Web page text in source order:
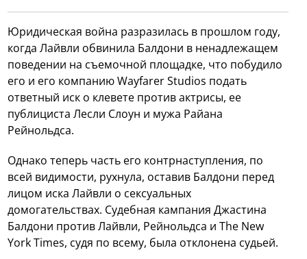
Юридическая война разразилась в прошлом году,
когда Лайвли обвинила Балдони в ненадлежащем
поведении на съемочной площадке, что побудило
его и его компанию Wayfarer Studios подать
ответный иск о клевете против актрисы, ее
публициста Лесли Слоун и мужа Райана
Рейнольдса.
Однако теперь часть его контрнаступления, по
всей видимости, рухнула, оставив Балдони перед
лицом иска Лайвли о сексуальных
домогательствах. Судебная кампания Джастина
Балдони против Лайвли, Рейнольдса и The New
York Times, судя по всему, была отклонена судьей.